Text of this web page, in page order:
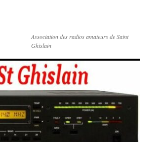
Association des radios amateurs de Saint
Ghislain